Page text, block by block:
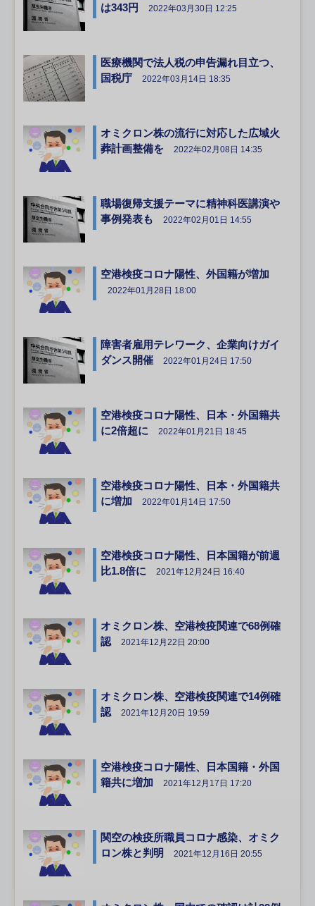
は343円
2022年03月30日 12:25
医療機関で法人税の申告漏れ目立つ、
国税庁
2022年03月14日 18:35
オミクロン株の流行に対応した広域火
葬計画整備を
2022年02月08日 14:35
職場復帰支援テーマに精神科医講演や
事例発表も
2022年02月01日 14:55
空港検疫コロナ陽性、外国籍が増加
2022年01月28日 18:00
障害者雇用テレワーク、企業向けガイ
ダンス開催
2022年01月24日 17:50
空港検疫コロナ陽性、日本・外国籍共
に2倍超に
2022年01月21日 18:45
空港検疫コロナ陽性、日本・外国籍共
に増加
2022年01月14日 17:50
空港検疫コロナ陽性、日本国籍が前週
比1.8倍に
2021年12月24日 16:40
オミクロン株、空港検疫関連で68例確
認
2021年12月22日 20:00
オミクロン株、空港検疫関連で14例確
認
2021年12月20日 19:59
空港検疫コロナ陽性、日本国籍・外国
籍共に増加
2021年12月17日 17:20
関空の検疫所職員コロナ感染、オミク
ロン株と判明
2021年12月16日 20:55